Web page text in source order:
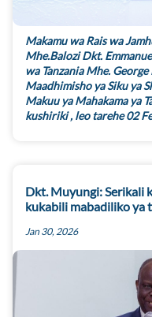
Makamu wa Rais wa
Mhe.Balozi Dkt.
wa Tanzania Mhe.
Maadhimisho ya Siku ya
Makuu ya Mahakama ya
kushiriki , leo tarehe 02
Dkt. Muyungi: Serikali
kukabili mabadiliko ya
Jan 30, 2026